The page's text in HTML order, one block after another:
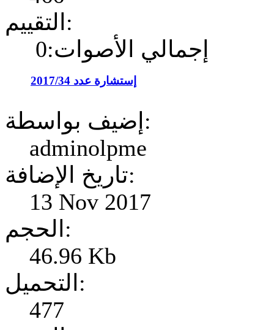
التقييم:
إجمالي الأصوات:0
إستشارة عدد 2017/34
إضيف بواسطة:
adminolpme
تاريخ الإضافة:
13 Nov 2017
الحجم:
46.96 Kb
التحميل:
477